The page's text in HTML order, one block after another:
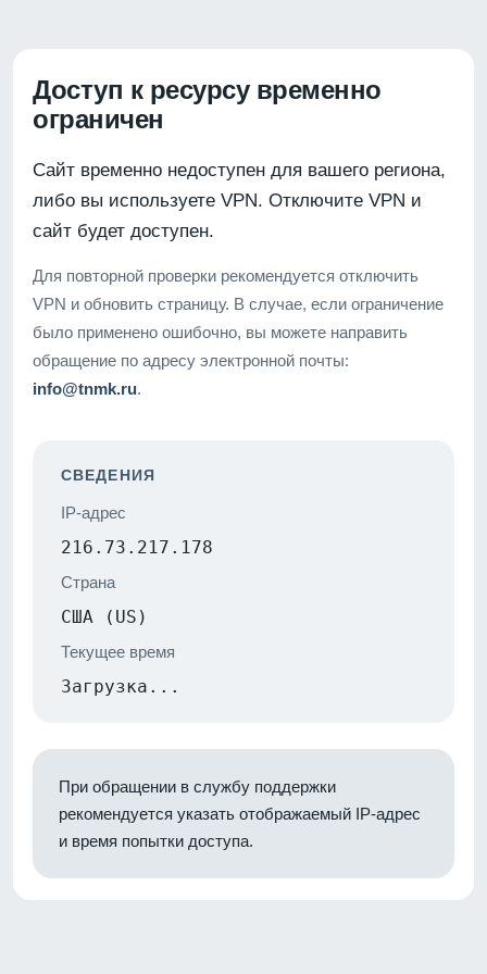
Доступ к ресурсу временно
ограничен
Сайт временно недоступен для вашего региона,
либо вы используете VPN. Отключите VPN и
сайт будет доступен.
Для повторной проверки рекомендуется отключить
VPN и обновить страницу. В случае, если ограничение
было применено ошибочно, вы можете направить
обращение по адресу электронной почты:
info@tnmk.ru.
СВЕДЕНИЯ
IP-адрес
216.73.217.178
Страна
США (US)
Текущее время
Загрузка...
При обращении в службу поддержки
рекомендуется указать отображаемый IP-адрес
и время попытки доступа.